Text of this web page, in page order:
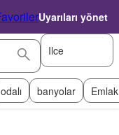
Uyarıları yönet
Ilce
odalı banyolar